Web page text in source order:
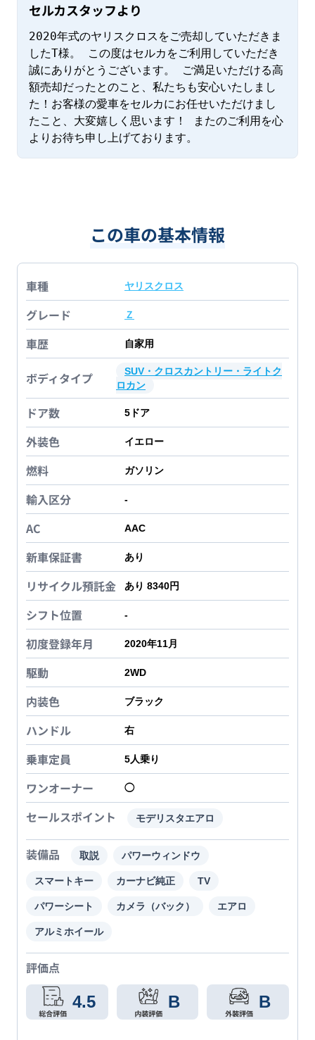
セルカスタッフより
2020年式のヤリスクロスをご売却していただきま
したT様。 この度はセルカをご利用していただき
誠にありがとうございます。 ご満足いただける高
額売却だったとのこと、私たちも安心いたしまし
た！お客様の愛車をセルカにお任せいただけまし
たこと、大変嬉しく思います！ またのご利用を心
よりお待ち申し上げております。
この車の基本情報
車種 ヤリスクロス
グレード Ｚ
車歴 自家用
ボディタイプ
SUV・クロスカントリー・ライトク
ロカン
ドア数 5 ドア
外装色 イエロー
燃料 ガソリン
輸入区分 -
AC AAC
新車保証書 あり
リサイクル預託金 あり 8340円
シフト位置 -
初度登録年月 2020年11月
駆動 2WD
内装色 ブラック
ハンドル 右
乗車定員 5人乗り
ワンオーナー ◯
セールスポイント モデリスタエアロ
装備品 取説 パワーウィンドウ
スマートキー カーナビ純正 TV
パワーシート カメラ（バック） エアロ
アルミホイール
評価点
4.5 B B